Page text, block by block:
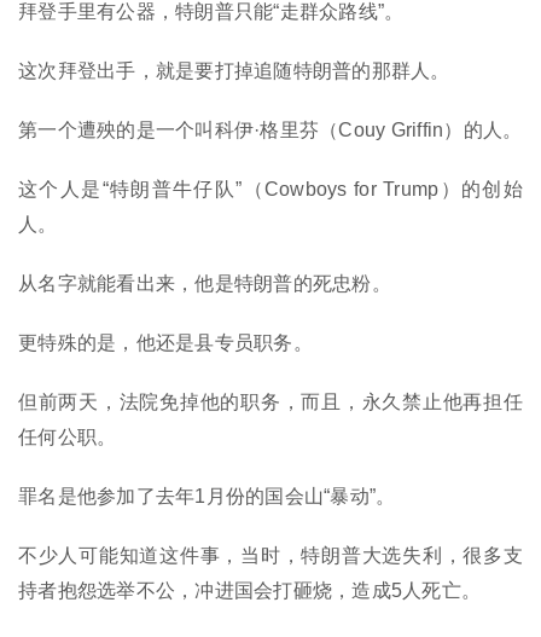
拜登手里有公器，特朗普只能“走群众路线”。
这次拜登出手，就是要打掉追随特朗普的那群人。
第一个遭殃的是一个叫科伊·格里芬（Couy Griffin）的人。
这个人是“特朗普牛仔队”（Cowboys for Trump）的创始
人。
从名字就能看出来，他是特朗普的死忠粉。
更特殊的是，他还是县专员职务。
但前两天，法院免掉他的职务，而且，永久禁止他再担任
任何公职。
罪名是他参加了去年1月份的国会山“暴动”。
不少人可能知道这件事，当时，特朗普大选失利，很多支
持者抱怨选举不公，冲进国会打砸烧，造成5人死亡。